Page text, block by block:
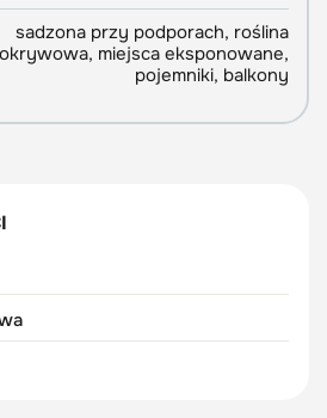
sadzona przy podporach, roślina
okrywowa, miejsca eksponowane,
pojemniki, balkony